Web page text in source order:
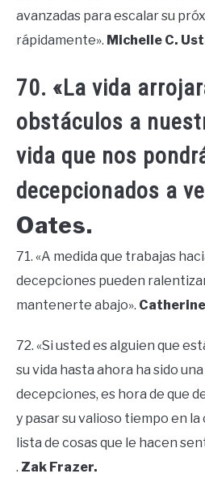
avanzadas para escalar su
rápidamente». Michelle C.
70. «La vida
obstáculos a
vida que nos
decepcionados a
Oates.
71. «A medida que trabajas
decepciones pueden
mantenerte abajo».
72. «Si usted es alguien que
su vida hasta ahora ha sido
decepciones, es hora de que
y pasar su valioso tiempo en
lista de cosas que le hacen
. Zak Frazer.